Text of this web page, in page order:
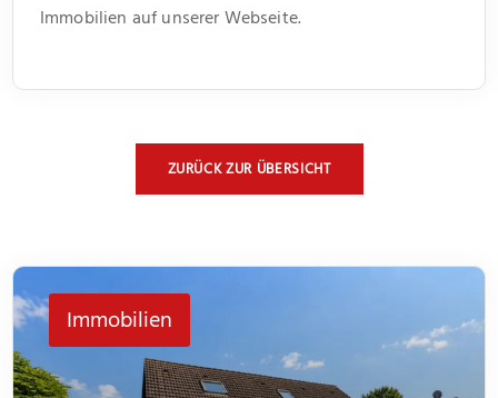
Immobilien auf unserer Webseite.
ZURÜCK ZUR ÜBERSICHT
Immobilien